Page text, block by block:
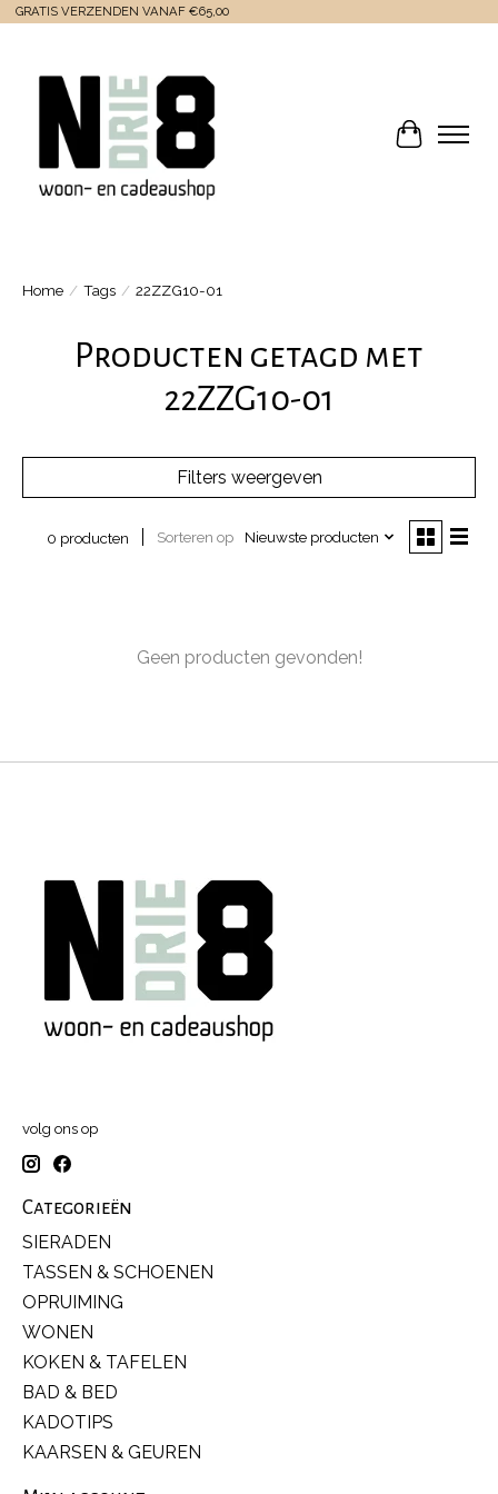
GRATIS VERZENDEN VANAF €65,00
Home / Tags / 22ZZG10-01
Producten getagd met
22ZZG10-01
Filters weergeven
0 producten Sorteren op Nieuwste producten
Geen producten gevonden!
volg ons op
Categorieën
SIERADEN
TASSEN & SCHOENEN
OPRUIMING
WONEN
KOKEN & TAFELEN
BAD & BED
KADOTIPS
KAARSEN & GEUREN